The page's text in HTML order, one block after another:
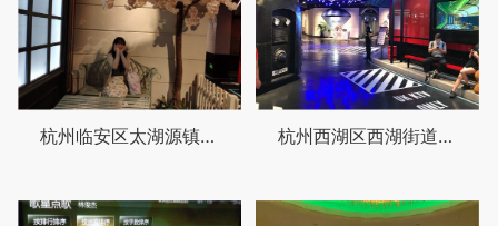
杭州临安区太湖源镇附近夜总会招聘现场DJ,(不抽台费) 杭州西湖区西湖街道附近ktv招聘女服务生,用什么招聘平台好